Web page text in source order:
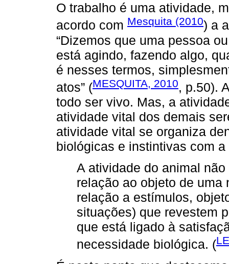
O trabalho é uma atividade,
acordo com Mesquita (2010) a
“Dizemos que uma pessoa
está agindo, fazendo algo,
é nesses termos,
atos” (MESQUITA, 2010, p.50).
todo ser vivo. Mas, a
atividade vital dos demais
atividade vital se organiza
biológicas e instintivas com a
A atividade do animal
relação ao objeto de
relação a estímulos,
situações) que revestem
que está ligado à
necessidade biológica. (